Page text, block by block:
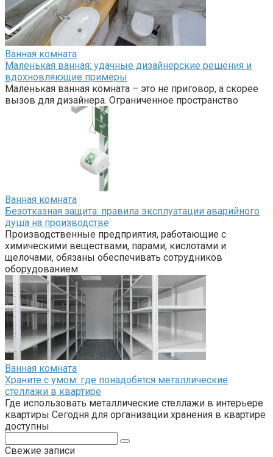
Ванная комната
Маленькая ванная: удачные дизайнерские решения и
вдохновляющие примеры
Маленькая ванная комната – это не приговор, а скорее
вызов для дизайнера. Ограниченное пространство
Ванная комната
Безотказная защита: правила эксплуатации аварийного
душа на производстве
Производственные предприятия, работающие с
химическими веществами, парами, кислотами и
щелочами, обязаны обеспечивать сотрудников
оборудованием
Ванная комната
Храните с умом: где понадобятся металлические
стеллажи в квартире
Где использовать металлические стеллажи в интерьере
квартиры Сегодня для организации хранения в квартире
доступны
Свежие записи